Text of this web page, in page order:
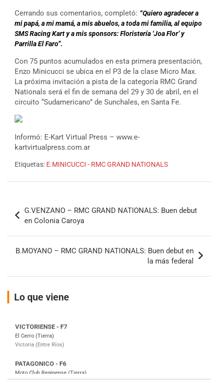
Cerrando sus comentarios, completó: “Quiero agradecer a
mi papá, a mi mamá, a mis abuelos, a toda mi familia, al equipo
SMS Racing Kart y a mis sponsors: Floristería ‘Joa Flor’ y
Parrilla El Faro”.
Con 75 puntos acumulados en esta primera presentación,
Enzo Minicucci se ubica en el P3 de la clase Micro Max.
La próxima invitación a pista de la categoría RMC Grand
Nationals será el fin de semana del 29 y 30 de abril, en el
circuito “Sudamericano” de Sunchales, en Santa Fe.
Informó: E-Kart Virtual Press – www.e-
kartvirtualpress.com.ar
Etiquetas: E.MINICUCCI - RMC GRAND NATIONALS
de
entradas
G.VENZANO – RMC GRAND NATIONALS: Buen debut
en Colonia Caroya
B.MOYANO – RMC GRAND NATIONALS: Buen debut en
la más federal
Lo que viene
08/09-AGO
Ramiro Tot (Asfalto)
Baradero (Buenos Aires)
KDO - F6
Trenque Lauquen (Buenos Aires)
Victoria (Entre Ríos)
PATAGONICO - F6
Gral. E. Godoy (Río Negro)